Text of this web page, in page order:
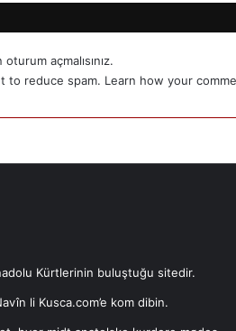
oturum açmalısınız.
to reduce spam. Learn how your
Kürtlerinin buluştuğu sitedir.
li Kusca.com’e kom dibin.